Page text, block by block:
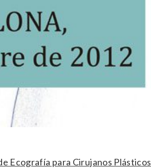
Ecografía para Cirujanos Plásticos